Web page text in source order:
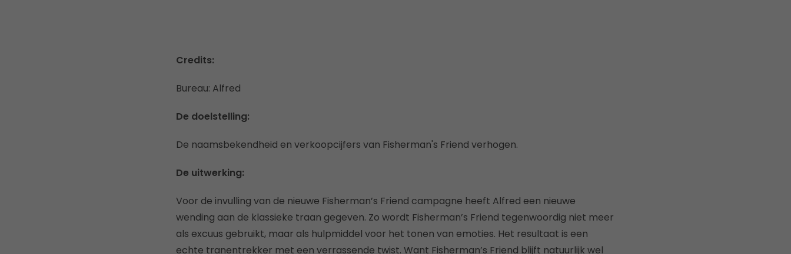
Credits:
Bureau: Alfred
De doelstelling:
De naamsbekendheid en verkoopcijfers van Fisherman's Friend verhogen.
De uitwerking:
Voor de invulling van de nieuwe Fisherman’s Friend campagne heeft Alfred een nieuwe
wending aan de klassieke traan gegeven. Zo wordt Fisherman’s Friend tegenwoordig niet meer
als excuus gebruikt, maar als hulpmiddel voor het tonen van emoties. Het resultaat is een
echte tranentrekker met een verrassende twist. Want Fisherman’s Friend blijft natuurlijk wel